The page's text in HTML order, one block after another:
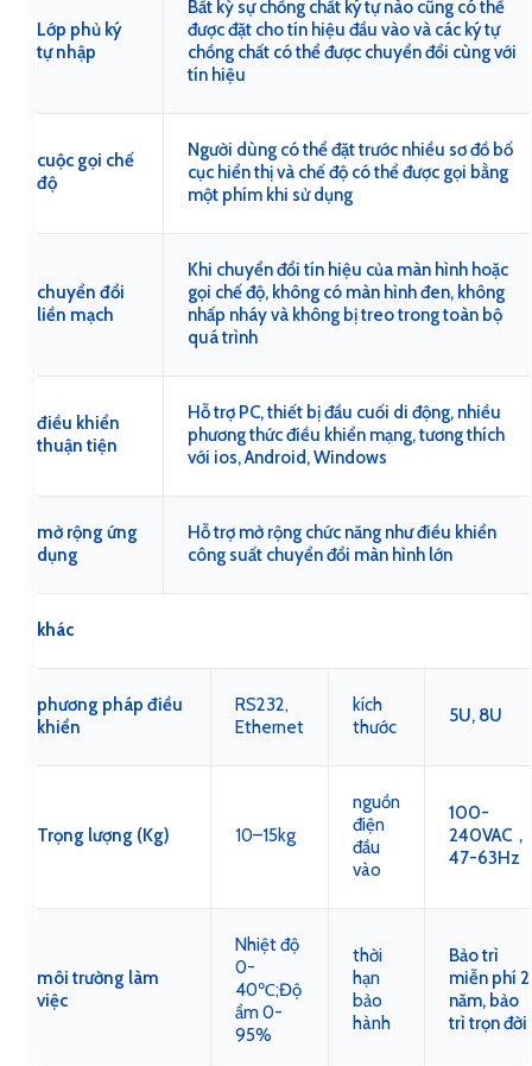
Lớp phủ ký
tự nhập
Bất kỳ sự chồng chất ký tự nào cũng có thể
được đặt cho tín hiệu đầu vào và các ký tự
chồng chất có thể được chuyển đổi cùng với
tín hiệu
cuộc gọi chế
độ
Người dùng có thể đặt trước nhiều sơ đồ bố
cục hiển thị và chế độ có thể được gọi bằng
một phím khi sử dụng
chuyển đổi
liền mạch
Khi chuyển đổi tín hiệu của màn hình hoặc
gọi chế độ, không có màn hình đen, không
nhấp nháy và không bị treo trong toàn bộ
quá trình
điều khiển
thuận tiện
Hỗ trợ PC, thiết bị đầu cuối di động, nhiều
phương thức điều khiển mạng, tương thích
với ios, Android, Windows
mở rộng ứng
dụng
Hỗ trợ mở rộng chức năng như điều khiển
công suất chuyển đổi màn hình lớn
khác
phương pháp điều
khiển
RS232,
Ethernet
kích
thước
5U, 8U
Trọng lượng (Kg) 10–15kg
nguồn
điện
đầu
vào
100-
240VAC，
47-63Hz
môi trường làm
việc
Nhiệt độ
0-
40℃;Độ
ẩm 0-
95%
thời
hạn
bảo
hành
Bảo trì
miễn phí 2
năm, bảo
trì trọn đời